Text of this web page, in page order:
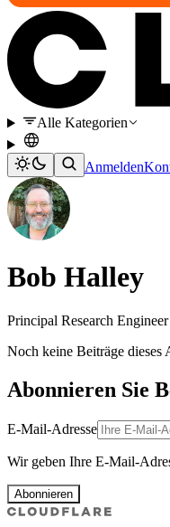
Alle Kategorien
Anmelden
Bob Halley
Principal Research Engineer
Noch keine Beiträge dieses
Abonnieren Sie
E-Mail-Adresse
Wir geben Ihre E-Mail-
Abonnieren